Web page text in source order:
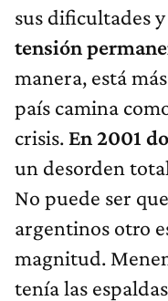
sus dificultades
tensión
manera, está
país camina
crisis. En 2001
un desorden
No puede ser
argentinos otro
magnitud.
tenía las